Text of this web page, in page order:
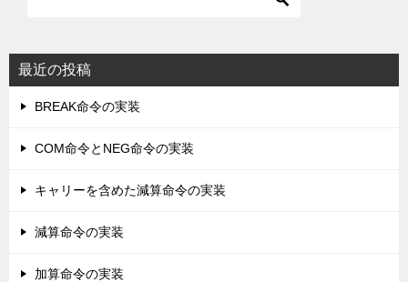
最近の投稿
BREAK命令の実装
COM命令とNEG命令の実装
キャリーを含めた減算命令の実装
減算命令の実装
加算命令の実装